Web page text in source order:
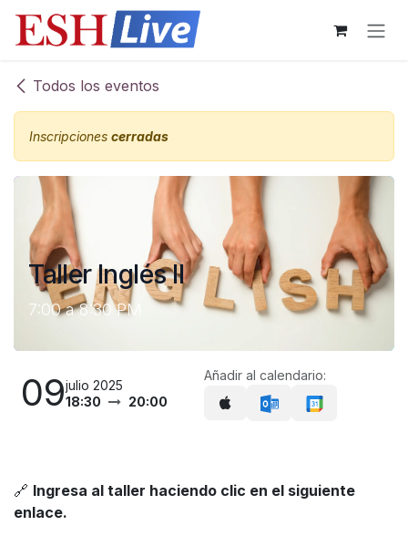
Ir al contenido
Todos los eventos
Inscripciones cerradas
Taller Inglés II
7:00 a 8:30 PM
09julio 2025
18:30
20:00
Añadir al calendario:
🔗 Ingresa al taller haciendo clic en el siguiente
enlace.